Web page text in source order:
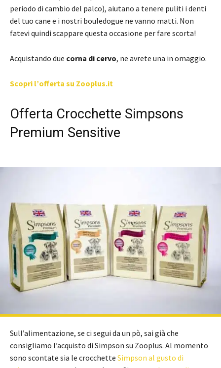
periodo di cambio del palco), aiutano a tenere puliti i denti
del tuo cane e i nostri bouledogue ne vanno matti. Non
fatevi quindi scappare questa occasione per fare scorta!
Acquistando due corna di cervo, ne avrete una in omaggio.
Scopri l’offerta su Zooplus.it
Offerta Crocchette Simpsons
Premium Sensitive
Sull’alimentazione, se ci segui da un pò, sai già che
consigliamo l’acquisto di Simpson su Zooplus. Al momento
sono scontate sia le crocchette Simpson al gusto di